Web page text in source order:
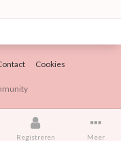
Cookies
Registreren Meer